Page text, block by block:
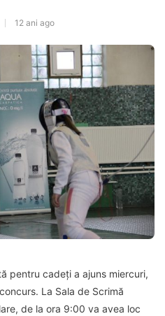
12 ani ago
pentru cadeți a ajuns miercuri,
La Sala de Scrimă
de la ora 9:00 va avea loc